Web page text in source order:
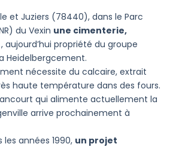
et Juziers (78440), dans le Parc
du Vexin une cimenterie,
, aujourd’hui propriété du groupe
Heidelbergcement.
nécessite du calcaire, extrait
haute température dans des fours.
qui alimente actuellement la
arrive prochainement à
les années 1990, un projet